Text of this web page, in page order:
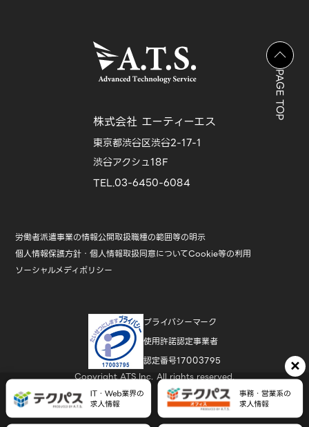
株式会社 エーティーエス
東京都渋谷区渋谷2-17-1
渋谷アクシュ18F
TEL.03-6450-6084
労働者派遣事業の情報公開取扱職種の範囲等の明示
個人情報保護方針・個人情報取扱同意についてCookie等の利用
ソーシャルメディポリシー
プライバシーマーク
使用許諾認定事業者
認定番号17003795
Copyright ATS,Inc. All rights reserved.
PAGE TOP
×